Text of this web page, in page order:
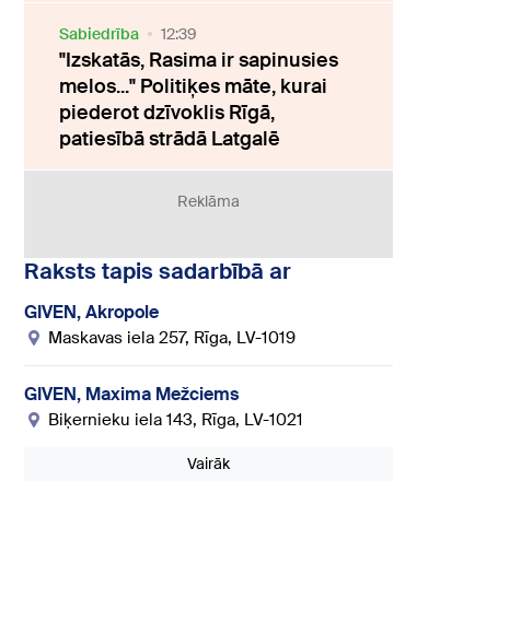
Sabiedrība 12:39
"Izskatās, Rasima ir sapinusies
melos..." Politiķes māte, kurai
piederot dzīvoklis Rīgā,
patiesībā strādā Latgalē
Reklāma
Raksts tapis sadarbībā ar
GIVEN, Akropole
Maskavas iela 257, Rīga, LV-1019
GIVEN, Maxima Mežciems
Biķernieku iela 143, Rīga, LV-1021
Vairāk